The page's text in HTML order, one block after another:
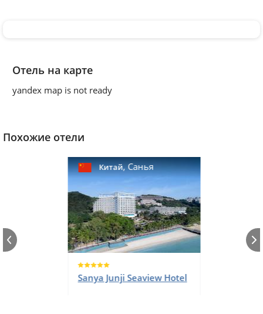
Отель на карте
yandex map is not ready
Похожие отели
Китай,Санья
Sanya Junji Seaview Hotel